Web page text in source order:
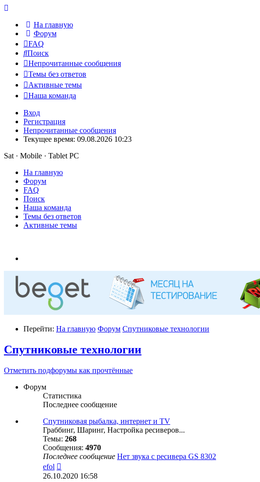
На главную
Форум
FAQ
Поиск
Непрочитанные сообщения
Темы без ответов
Активные темы
Наша команда
Вход
Регистрация
Непрочитанные сообщения
Текущее время: 09.08.2026 10:23
Sat · Mobile · Tablet PC
На главную
Форум
FAQ
Поиск
Наша команда
Темы без ответов
Активные темы
Перейти: На главную Форум Спутниковые технологии
Спутниковые технологии
Отметить подфорумы как прочтённые
Форум
Статистика
Последнее сообщение
Спутниковая рыбалка, интернет и TV
Граббинг, Шаринг, Настройка ресиверов...
Темы: 268
Сообщения: 4970
Последнее сообщение Нет звука с ресивера GS 8302
efol
к
26.10.2020 16:58